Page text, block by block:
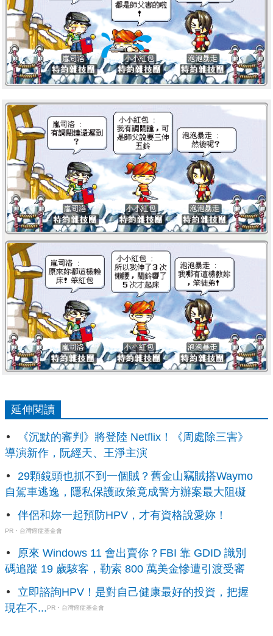
延伸閱讀
《沉默的審判》將登陸 Netflix！《周處除三害》
導演新作，阮經天、王淨主演
29顆鏡頭也抓不到一個賊？舊金山竊賊搭Waymo
自駕車逃逸，隱私保護政策竟成警方辦案最大阻礙
伴侶和妳一起預防HPV，才有資格說愛妳！
PR・台灣癌症基金會
原來 Windows 11 會出賣你？FBI 靠 GDID 識別
碼追蹤 19 歲駭客，勒索 800 萬美金慘遭引渡受審
立即諮詢HPV！是對自己健康最好的投資，把握
現在不...PR・台灣癌症基金會